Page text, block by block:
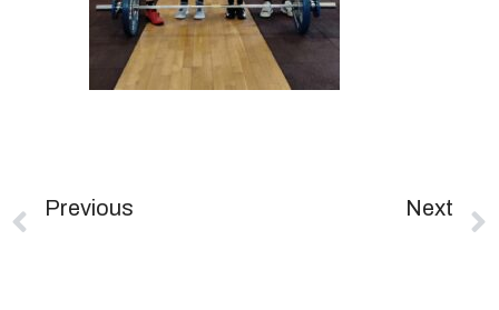
Previous
Next